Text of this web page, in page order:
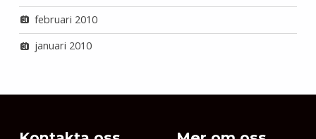
februari 2010
januari 2010